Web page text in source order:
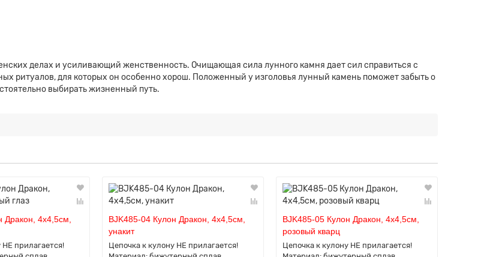
делах и усиливающий женственность. Очищающая сила лунного камня дает сил справиться с
ритуалов, для которых он особенно хорош. Положенный у изголовья лунный камень поможет забыть о
выбирать жизненный путь.
Дракон, 4х4,5см,
НЕ прилагается!
BJK485-04 Кулон Дракон, 4х4,5см,
унакит
Цепочка к кулону НЕ прилагается!
BJK485-05 Кулон Дракон, 4х4,5см,
розовый кварц
Цепочка к кулону НЕ прилагается!